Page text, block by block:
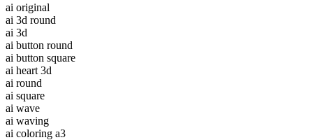
ai original
ai 3d round
ai 3d
ai button round
ai button square
ai heart 3d
ai round
ai square
ai wave
ai waving
ai coloring a3